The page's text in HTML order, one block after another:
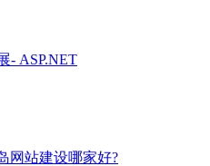
- ASP.NET
网站建设哪家好?